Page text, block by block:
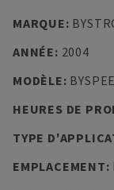
MARQUE:
ANNÉE: 2004
MODÈLE:
HEURES DE
TYPE
EMPLACEMENT: